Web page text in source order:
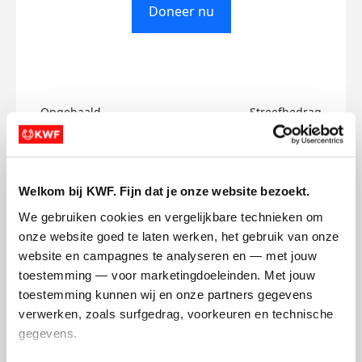
Welkom bij KWF. Fijn dat je onze website bezoekt.
We gebruiken cookies en vergelijkbare technieken om
onze website goed te laten werken, het gebruik van onze
website en campagnes te analyseren en — met jouw
toestemming — voor marketingdoeleinden. Met jouw
toestemming kunnen wij en onze partners gegevens
verwerken, zoals surfgedrag, voorkeuren en technische
gegevens.
Doneer nu
Opgehaald
€0
Streefbedrag
€750
Aleksei's badges